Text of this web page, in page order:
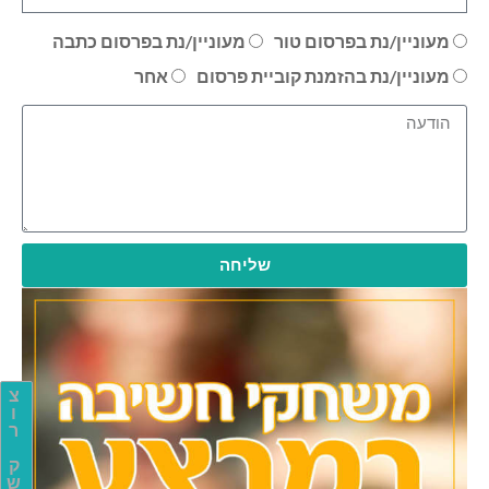
צ
ו
ר
ק
ש
מעוניין/נת בפרסום טור
מעוניין/נת בפרסום כתבה
מעוניין/נת בהזמנת קוביית פרסום
אחר
שליחה